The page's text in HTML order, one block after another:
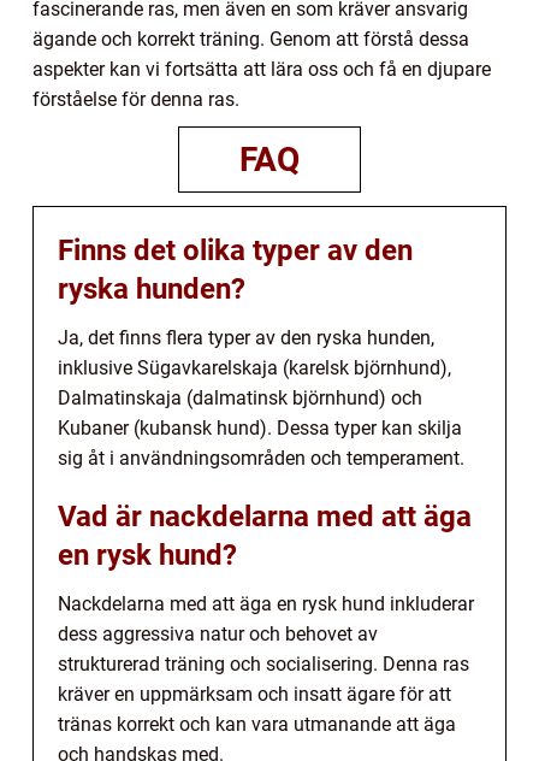
fascinerande ras, men även en som kräver ansvarig
ägande och korrekt träning. Genom att förstå dessa
aspekter kan vi fortsätta att lära oss och få en djupare
förståelse för denna ras.
FAQ
Finns det olika typer av den
ryska hunden?
Ja, det finns flera typer av den ryska hunden,
inklusive Sügavkarelskaja (karelsk björnhund),
Dalmatinskaja (dalmatinsk björnhund) och
Kubaner (kubansk hund). Dessa typer kan skilja
sig åt i användningsområden och temperament.
Vad är nackdelarna med att äga
en rysk hund?
Nackdelarna med att äga en rysk hund inkluderar
dess aggressiva natur och behovet av
strukturerad träning och socialisering. Denna ras
kräver en uppmärksam och insatt ägare för att
tränas korrekt och kan vara utmanande att äga
och handskas med.